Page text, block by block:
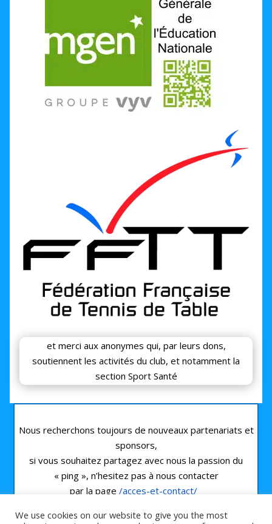
et merci aux anonymes qui, par leurs dons,
soutiennent les activités du club, et notamment la
section Sport Santé
Nous recherchons toujours de nouveaux partenariats et
sponsors,
si vous souhaitez partagez avec nous la passion du
« ping », n’hesitez pas à nous contacter
par la page /acces-et-contact/
We use cookies on our website to give you the most